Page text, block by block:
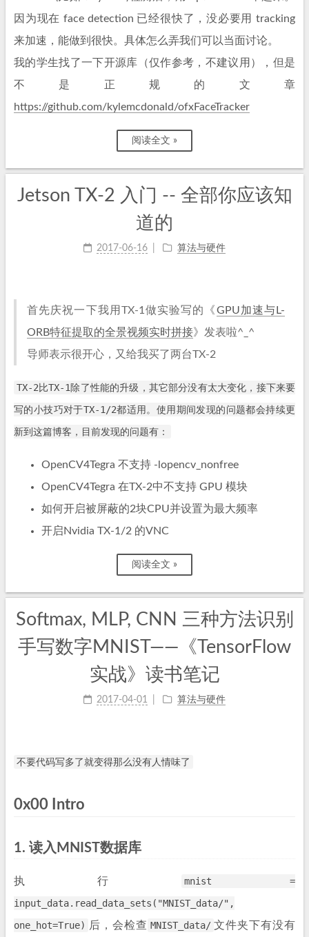
因为现在 face detection 已经很快了，没必要用 tracking
来加速，能做到很快。具体怎么弄我们可以当面讨论。
我的学生找了一下开源库（仅作参考，不建议用），但是
不是正规的文章
https://github.com/kylemcdonald/ofxFaceTracker
阅读全文 »
Jetson TX-2 入门 -- 全部你应该知
道的
2017-06-16 算法与硬件
首先庆祝一下我用TX-1做实验写的《 GPU加速与L-
ORB特征提取的全景视频实时拼接》发表啦^_^
导师表示很开心，又给我买了两台TX-2
TX-2比TX-1除了性能的升级，其它部分没有太大变化，接下来要
写的小技巧对于TX-1/2都适用。使用期间发现的问题都会持续更
新到这篇博客，目前发现的问题有：
OpenCV4Tegra 不支持 -lopencv_nonfree
OpenCV4Tegra 在TX-2中不支持 GPU 模块
如何开启被屏蔽的2块CPU并设置为最大频率
开启Nvidia TX-1/2 的VNC
阅读全文 »
Softmax, MLP, CNN 三种方法识别
手写数字MNIST——《TensorFlow
实战》读书笔记
2017-04-01 算法与硬件
不要代码写多了就变得那么没有人情味了
0x00 Intro
1. 读入MNIST数据库
执行
mnist =
input_data.read_data_sets("MNIST_data/",
one_hot=True) 后，会检查 MNIST_data/ 文件夹下有没有